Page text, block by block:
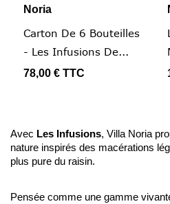
Noria
Carton De 6 Bouteilles
- Les Infusions De...
78,00 € TTC
Avec Les Infusions, Villa Noria
nature inspirés des macérations
plus pure du raisin.
Pensée comme une gamme